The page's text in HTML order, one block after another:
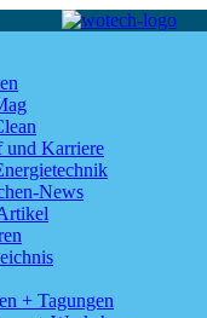
und Karriere
News
+ Tagungen